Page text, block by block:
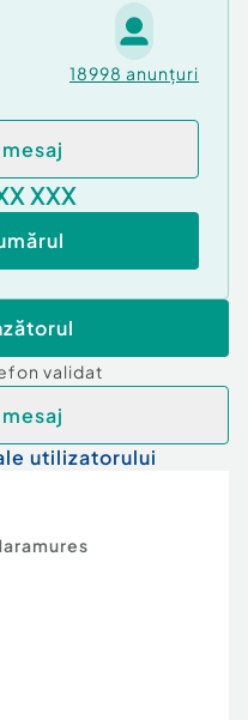
18998 anunțuri
XXX
validat
utilizatorului